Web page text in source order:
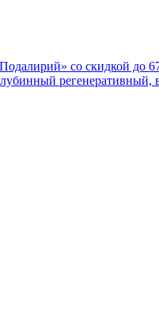
со скидкой до
регенеративный,